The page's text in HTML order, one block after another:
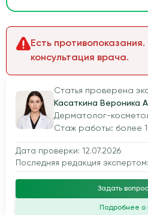
Статья проверена
Касаткина Вероника
Дерматолог-
Стаж работы: более
Дата проверки: 12.07.2026
Последняя редакция
Задать
Подробнее о
Есть
консультация врача.